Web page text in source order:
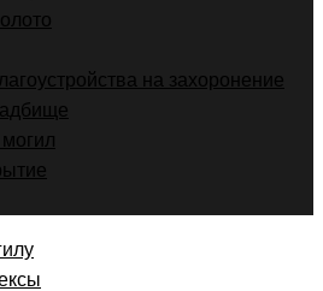
на захоронение